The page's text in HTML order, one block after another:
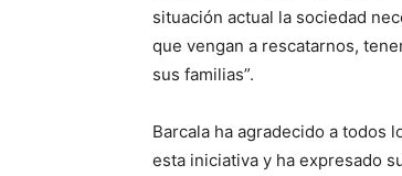
situación actual la sociedad
que vengan a rescatarnos,
sus familias”.
Barcala ha agradecido a todos
esta iniciativa y ha expresado